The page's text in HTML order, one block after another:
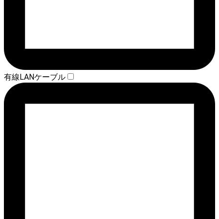
有線LANケーブル